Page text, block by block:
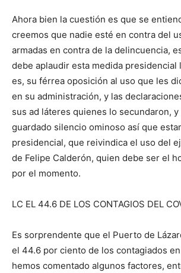
Ahora bien la cuestión es que se
creemos que nadie esté en contra del
armadas en contra de la delincuencia,
debe aplaudir esta medida presidencial
es, su férrea oposición al uso que les
en su administración, y las
sus ad láteres quienes lo secundaron, y
guardado silencio ominoso así que
presidencial, que reivindica el uso del
de Felipe Calderón, quien debe ser el
por el momento.
LC EL 44.6 DE LOS CONTAGIOS DEL
Es sorprendente que el Puerto de
el 44.6 por ciento de los contagiados
hemos comentado algunos factores,